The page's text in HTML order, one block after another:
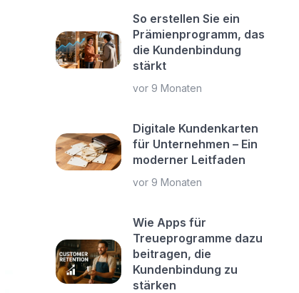
So erstellen Sie ein
Prämienprogramm, das
die Kundenbindung
stärkt
vor 9 Monaten
Digitale Kundenkarten
für Unternehmen – Ein
moderner Leitfaden
vor 9 Monaten
Wie Apps für
Treueprogramme dazu
beitragen, die
Kundenbindung zu
stärken